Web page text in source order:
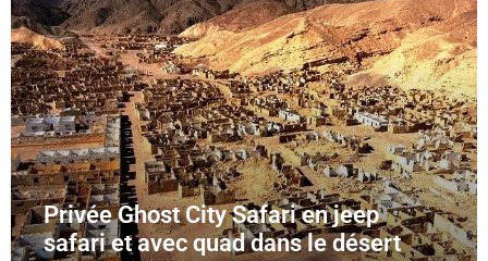
Privée Ghost City Safari en jeep
safari et avec quad dans le désert